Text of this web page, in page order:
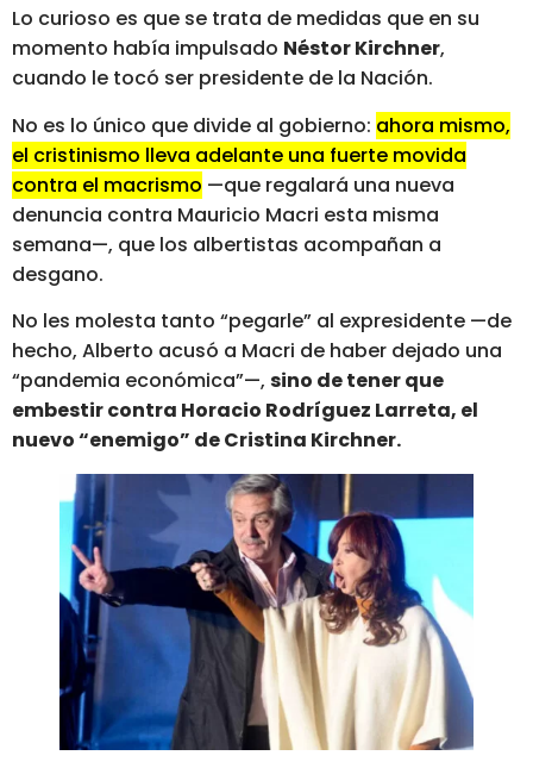
Lo curioso es que se trata de medidas que en su
momento había impulsado Néstor Kirchner,
cuando le tocó ser presidente de la Nación.
No es lo único que divide al gobierno: ahora mismo,
el cristinismo lleva adelante una fuerte movida
contra el macrismo —que regalará una nueva
denuncia contra Mauricio Macri esta misma
semana—, que los albertistas acompañan a
desgano.
No les molesta tanto “pegarle” al expresidente —de
hecho, Alberto acusó a Macri de haber dejado una
“pandemia económica”—, sino de tener que
embestir contra Horacio Rodríguez Larreta, el
nuevo “enemigo” de Cristina Kirchner.